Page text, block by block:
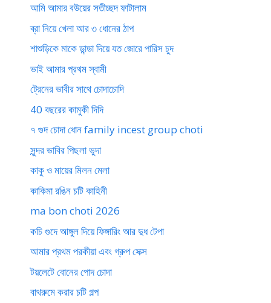
আমি আমার বউয়ের সতীচ্ছদ ফাটালাম
ব্রা নিয়ে খেলা আর ৩ ধোনের ঠাপ
শাশুড়িকে মাকে ডান্ডা দিয়ে যত জোরে পারিস চুদ
ভাই আমার প্রথম স্বামী
ট্রেনের ভাবীর সাথে চোদাচোদি
40 বছরের কামুকী দিদি
৭ গুদ চোদা ধোন family incest group choti
সুন্দর ভাবির পিছলা ভুদা
কাকু ও মায়ের মিলন মেলা
কাকিমা রঙিন চটি কাহিনী
ma bon choti 2026
কচি গুদে আঙ্গুল দিয়ে ফিঙ্গারিং আর দুধ টেপা
আমার প্রথম পরকীয়া এবং গ্রুপ সেক্স
টয়লেটে বোনের পোদ চোদা
বাথরুমে করার চটি গল্প